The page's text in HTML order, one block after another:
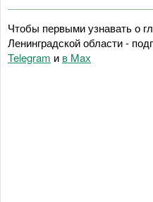
Чтобы первыми узнавать о
Ленинградской области -
Telegram и в Maх